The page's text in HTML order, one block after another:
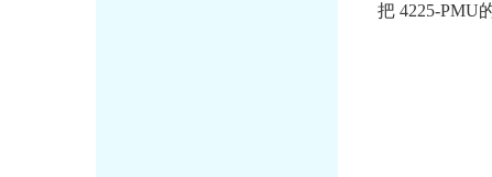
把 4225-PMU